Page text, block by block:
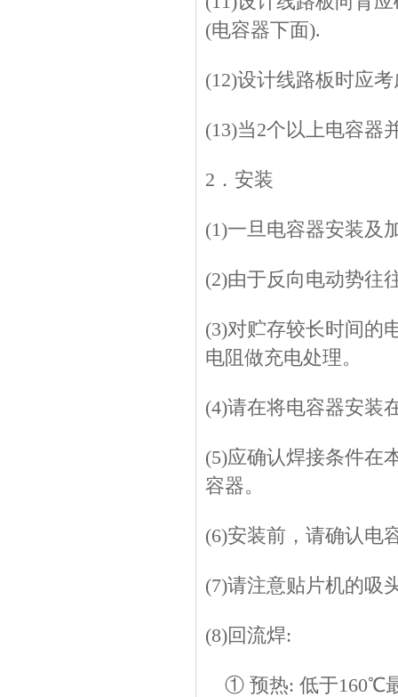
(电容器下面).
(12)设计线路板时应
(13)当2个以上电容器
2．安装
(1)一旦电容器安装及
(2)由于反向电动势往
(3)对贮存较长时间的
电阻做充电处理。
(4)请在将电容器安装
(5)应确认焊接条件在
容器。
(6)安装前，请确认电
(7)请注意贴片机的吸
(8)回流焊:
① 预热: 低于160℃